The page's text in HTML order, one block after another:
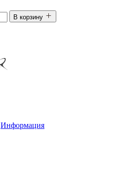
В корзину
Информация